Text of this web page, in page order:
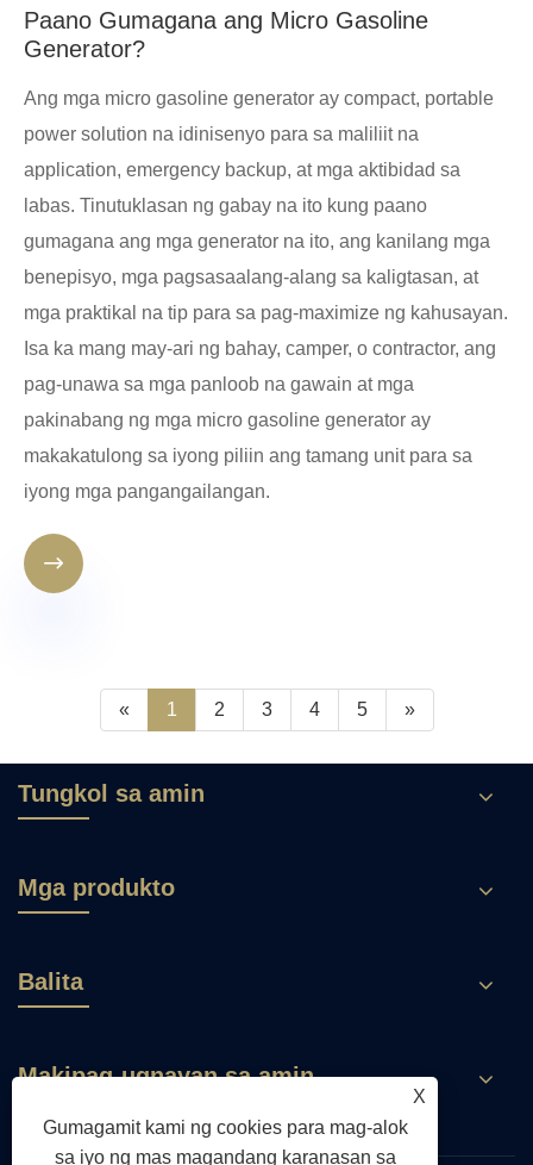
Paano Gumagana ang Micro Gasoline
Generator?
Ang mga micro gasoline generator ay compact, portable
power solution na idinisenyo para sa maliliit na
application, emergency backup, at mga aktibidad sa
labas. Tinutuklasan ng gabay na ito kung paano
gumagana ang mga generator na ito, ang kanilang mga
benepisyo, mga pagsasaalang-alang sa kaligtasan, at
mga praktikal na tip para sa pag-maximize ng kahusayan.
Isa ka mang may-ari ng bahay, camper, o contractor, ang
pag-unawa sa mga panloob na gawain at mga
pakinabang ng mga micro gasoline generator ay
makakatulong sa iyong piliin ang tamang unit para sa
iyong mga pangangailangan.

« 1 2 3 4 5 »
Tungkol sa amin
Mga produkto
Balita
Makipag-ugnayan sa amin
X
Gumagamit kami ng cookies para mag-alok
sa iyo ng mas magandang karanasan sa